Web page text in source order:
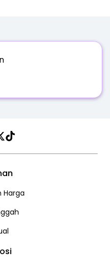
TikTok
Harga